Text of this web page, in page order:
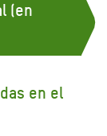
(en
en el